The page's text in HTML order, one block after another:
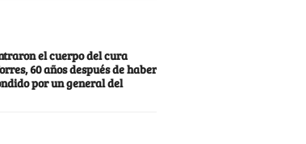
el cuerpo del cura
60 años después de haber
por un general del